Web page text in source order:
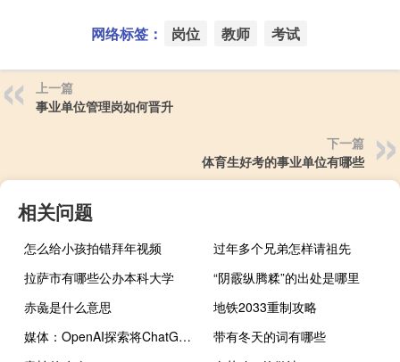
网络标签： 岗位 教师 考试
上一篇
事业单位管理岗如何晋升
下一篇
体育生好考的事业单位有哪些
相关问题
怎么给小孩拍错拜年视频
过年多个兄弟怎样请祖先
拉萨市有哪些公办本科大学
“阴霰纵腾糅”的出处是哪里
赤彘是什么意思
地铁2033重制攻略
媒体：OpenAI探索将ChatGPT带入课堂
带有冬天的词有哪些